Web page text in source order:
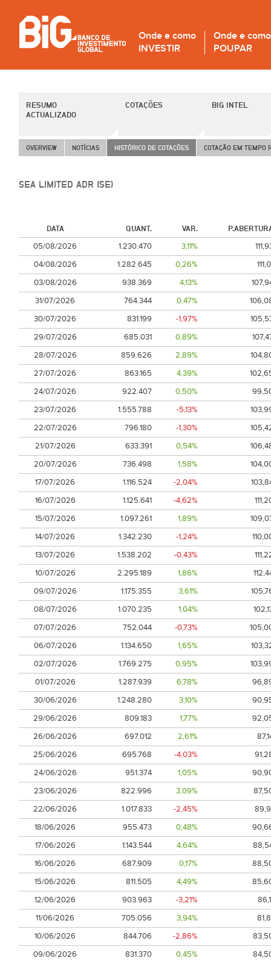
Onde e como
INVESTIR
Onde e como
POUPAR
RESUMO
ACTUALIZADO
COTAÇÕES BIG INTEL
OVERVIEW NOTÍCIAS HISTÓRICO DE COTAÇÕES COTAÇÃO EM TEMPO
SEA LIMITED ADR (SE)
DATA QUANT. VAR.
05/08/2026
1.230.470 3,11%
04/08/2026
1.282.645 0,26%
03/08/2026
938.369 4,13%
31/07/2026
764.344 0,47%
30/07/2026
831.199 -1,97%
29/07/2026
685.031 0,89%
28/07/2026
859.626 2,89%
27/07/2026
863.165 4,39%
24/07/2026
922.407 0,50%
23/07/2026
1.555.788 -5,13%
22/07/2026
796.180 -1,30%
21/07/2026
633.391 0,54%
20/07/2026
736.498 1,58%
17/07/2026
1.116.524 -2,04%
16/07/2026
1.125.641 -4,62%
15/07/2026
1.097.261 1,89%
14/07/2026
1.342.230 -1,24%
13/07/2026
1.538.202 -0,43%
10/07/2026
2.295.189 1,86%
09/07/2026
1.175.355 3,61%
08/07/2026
1.070.235 1,04%
07/07/2026
752.044 -0,73%
06/07/2026
1.134.650 1,65%
02/07/2026
1.769.275 0,95%
01/07/2026
1.287.939 6,78%
30/06/2026
1.248.280 3,10%
29/06/2026
809.183 1,77%
26/06/2026
697.012 2,61%
25/06/2026
695.768 -4,03%
24/06/2026
951.374 1,05%
23/06/2026
822.996 3,09%
22/06/2026
1.017.833 -2,45%
18/06/2026
955.473 0,48%
17/06/2026
1.143.544 4,64%
16/06/2026
687.909 0,17%
15/06/2026
811.505 4,49%
12/06/2026
903.963 -3,21%
11/06/2026
705.056 3,94%
10/06/2026
844.706 -2,86%
09/06/2026
831.370 0,45%